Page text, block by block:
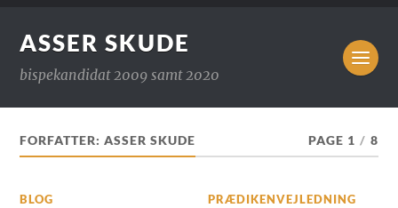
ASSER SKUDE
bispekandidat 2009 samt 2020
FORFATTER:ASSER SKUDE PAGE 1 / 8
BLOG PRÆDIKENVEJLEDNING